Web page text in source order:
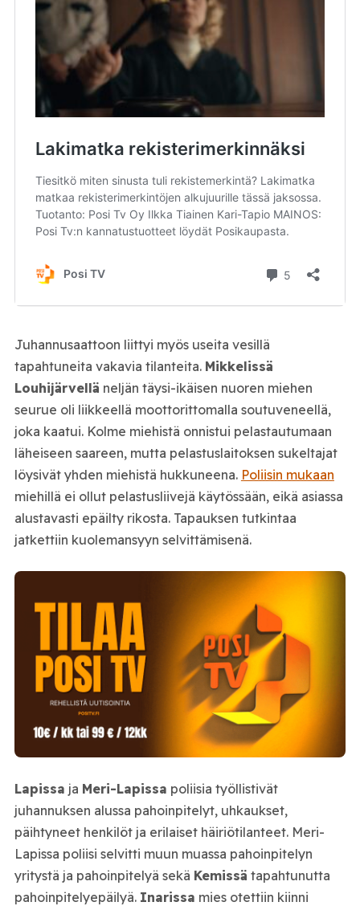
Juhannusaattoon liittyi myös useita vesillä
tapahtuneita vakavia tilanteita. Mikkelissä
Louhijärvellä neljän täysi-ikäisen nuoren miehen
seurue oli liikkeellä moottorittomalla soutuveneellä,
joka kaatui. Kolme miehistä onnistui pelastautumaan
läheiseen saareen, mutta pelastuslaitoksen sukeltajat
löysivät yhden miehistä hukkuneena. Poliisin mukaan
miehillä ei ollut pelastusliivejä käytössään, eikä asiassa
alustavasti epäilty rikosta. Tapauksen tutkintaa
jatkettiin kuolemansyyn selvittämisenä.
Lapissa ja Meri-Lapissa poliisia työllistivät
juhannuksen alussa pahoinpitelyt, uhkaukset,
päihtyneet henkilöt ja erilaiset häiriötilanteet. Meri-
Lapissa poliisi selvitti muun muassa pahoinpitelyn
yritystä ja pahoinpitelyä sekä Kemissä tapahtunutta
pahoinpitelyepäilyä. Inarissa mies otettiin kiinni